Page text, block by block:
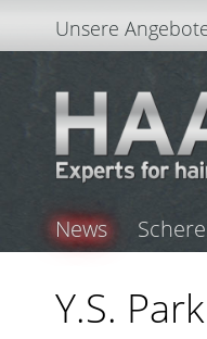
Unsere
News
Y.S.